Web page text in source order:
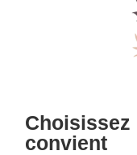
Choisissez
convient